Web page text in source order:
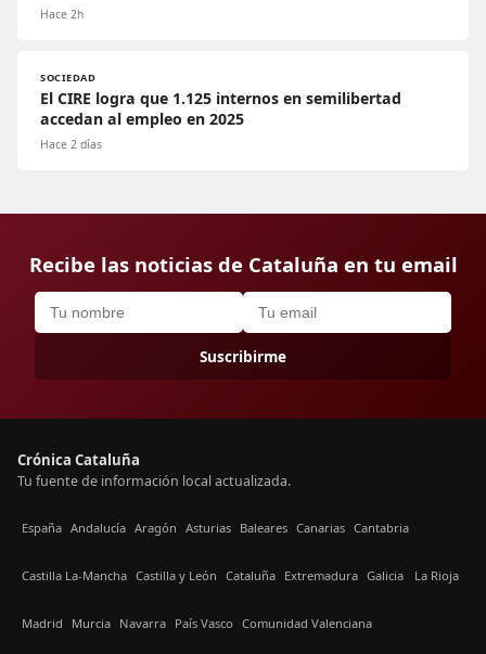
Hace 2h
SOCIEDAD
El CIRE logra que 1.125 internos en semilibertad
accedan al empleo en 2025
Hace 2 días
Recibe las noticias de Cataluña en tu email
Suscribirme
Crónica Cataluña
Tu fuente de información local actualizada.
España Andalucía Aragón Asturias Baleares Canarias Cantabria
Castilla La-Mancha Castilla y León Cataluña Extremadura Galicia La Rioja
Madrid Murcia Navarra País Vasco Comunidad Valenciana